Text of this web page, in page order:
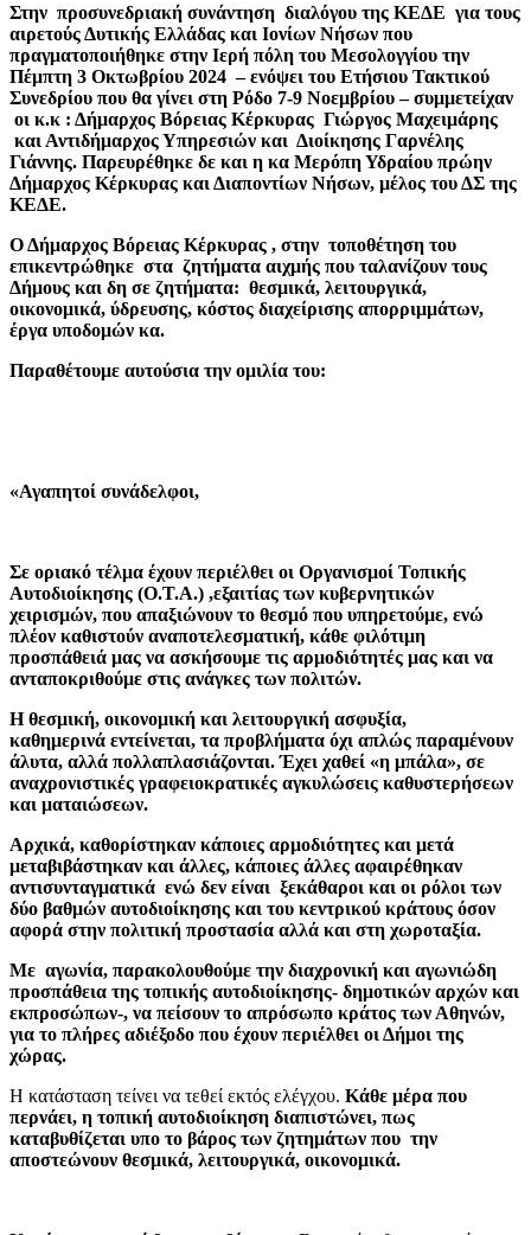
Στην προσυνεδριακή συνάντηση διαλόγου της ΚΕΔΕ για τους
αιρετούς Δυτικής Ελλάδας και Ιονίων Νήσων που
πραγματοποιήθηκε στην Ιερή πόλη του Μεσολογγίου την
Πέμπτη 3 Οκτωβρίου 2024 – ενόψει του Ετήσιου Τακτικού
Συνεδρίου που θα γίνει στη Ρόδο 7-9 Νοεμβρίου – συμμετείχαν
οι κ.κ : Δήμαρχος Βόρειας Κέρκυρας Γιώργος Μαχειμάρης
και Αντιδήμαρχος Υπηρεσιών και Διοίκησης Γαρνέλης
Γιάννης. Παρευρέθηκε δε και η κα Μερόπη Υδραίου πρώην
Δήμαρχος Κέρκυρας και Διαποντίων Νήσων, μέλος του ΔΣ της
ΚΕΔΕ.
Ο Δήμαρχος Βόρειας Κέρκυρας , στην τοποθέτηση του
επικεντρώθηκε στα ζητήματα αιχμής που ταλανίζουν τους
Δήμους και δη σε ζητήματα: θεσμικά, λειτουργικά,
οικονομικά, ύδρευσης, κόστος διαχείρισης απορριμμάτων,
έργα υποδομών κα.
Παραθέτουμε αυτούσια την ομιλία του:
«Αγαπητοί συνάδελφοι,
Σε οριακό τέλμα έχουν περιέλθει οι Οργανισμοί Τοπικής
Αυτοδιοίκησης (Ο.Τ.Α.) ,εξαιτίας των κυβερνητικών
χειρισμών, που απαξιώνουν το θεσμό που υπηρετούμε, ενώ
πλέον καθιστούν αναποτελεσματική, κάθε φιλότιμη
προσπάθειά μας να ασκήσουμε τις αρμοδιότητές μας και να
ανταποκριθούμε στις ανάγκες των πολιτών.
Η θεσμική, οικονομική και λειτουργική ασφυξία,
καθημερινά εντείνεται, τα προβλήματα όχι απλώς παραμένουν
άλυτα, αλλά πολλαπλασιάζονται. Έχει χαθεί «η μπάλα», σε
αναχρονιστικές γραφειοκρατικές αγκυλώσεις καθυστερήσεων
και ματαιώσεων.
Αρχικά, καθορίστηκαν κάποιες αρμοδιότητες και μετά
μεταβιβάστηκαν και άλλες, κάποιες άλλες αφαιρέθηκαν
αντισυνταγματικά ενώ δεν είναι ξεκάθαροι και οι ρόλοι των
δύο βαθμών αυτοδιοίκησης και του κεντρικού κράτους όσον
αφορά στην πολιτική προστασία αλλά και στη χωροταξία.
Με αγωνία, παρακολουθούμε την διαχρονική και αγωνιώδη
προσπάθεια της τοπικής αυτοδιοίκησης- δημοτικών αρχών και
εκπροσώπων-, να πείσουν το απρόσωπο κράτος των Αθηνών,
για το πλήρες αδιέξοδο που έχουν περιέλθει οι Δήμοι της
χώρας.
Η κατάσταση τείνει να τεθεί εκτός ελέγχου. Κάθε μέρα που
περνάει, η τοπική αυτοδιοίκηση διαπιστώνει, πως
καταβυθίζεται υπο το βάρος των ζητημάτων που την
αποστεώνουν θεσμικά, λειτουργικά, οικονομικά.